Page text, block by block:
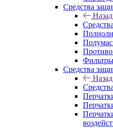
Средства
Назад
Средства
Назад